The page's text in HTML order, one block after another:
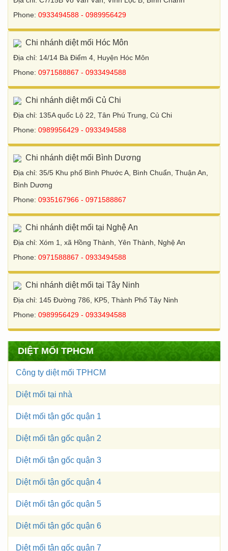
Phone: 0933494588 - 0989956429
Chi nhánh diệt mối Hóc Môn
Địa chỉ: 14/14 Bà Điểm 4, Huyện Hóc Môn
Phone: 0971588867 - 0933494588
Chi nhánh diệt mối Củ Chi
Địa chỉ: 135A quốc Lộ 22, Tân Phú Trung, Củ Chi
Phone: 0989956429 - 0933494588
Chi nhánh diệt mối Bình Dương
Địa chỉ: 35/5 Khu phố Bình Phước A, Bình Chuẩn, Thuận An,
Bình Dương
Phone: 0935167966 - 0971588867
Chi nhánh diệt mối tại Nghệ An
Địa chỉ: Xóm 1, xã Hồng Thành, Yên Thành, Nghệ An
Phone: 0971588867 - 0933494588
Chi nhánh diệt mối tại Tây Ninh
Địa chỉ: 145 Đường 786, KP5, Thành Phố Tây Ninh
Phone: 0989956429 - 0933494588
DIỆT MỐI TPHCM
Công ty diệt mối TPHCM
Diệt mối tại nhà
Diệt mối tận gốc quận 1
Diệt mối tận gốc quận 2
Diệt mối tận gốc quận 3
Diệt mối tận gốc quận 4
Diệt mối tận gốc quận 5
Diệt mối tận gốc quận 6
Diệt mối tận gốc quận 7